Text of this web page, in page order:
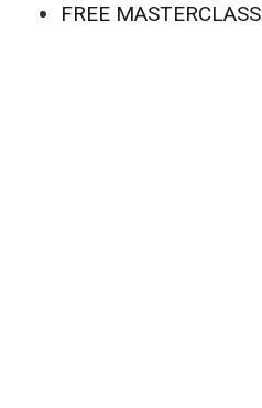
FREE MASTERCLASS